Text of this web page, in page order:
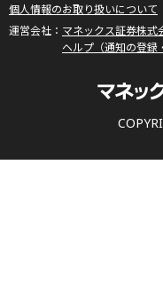
個人情報のお取り扱いについて
マネックス証券株式
ヘルプ（通知の登録